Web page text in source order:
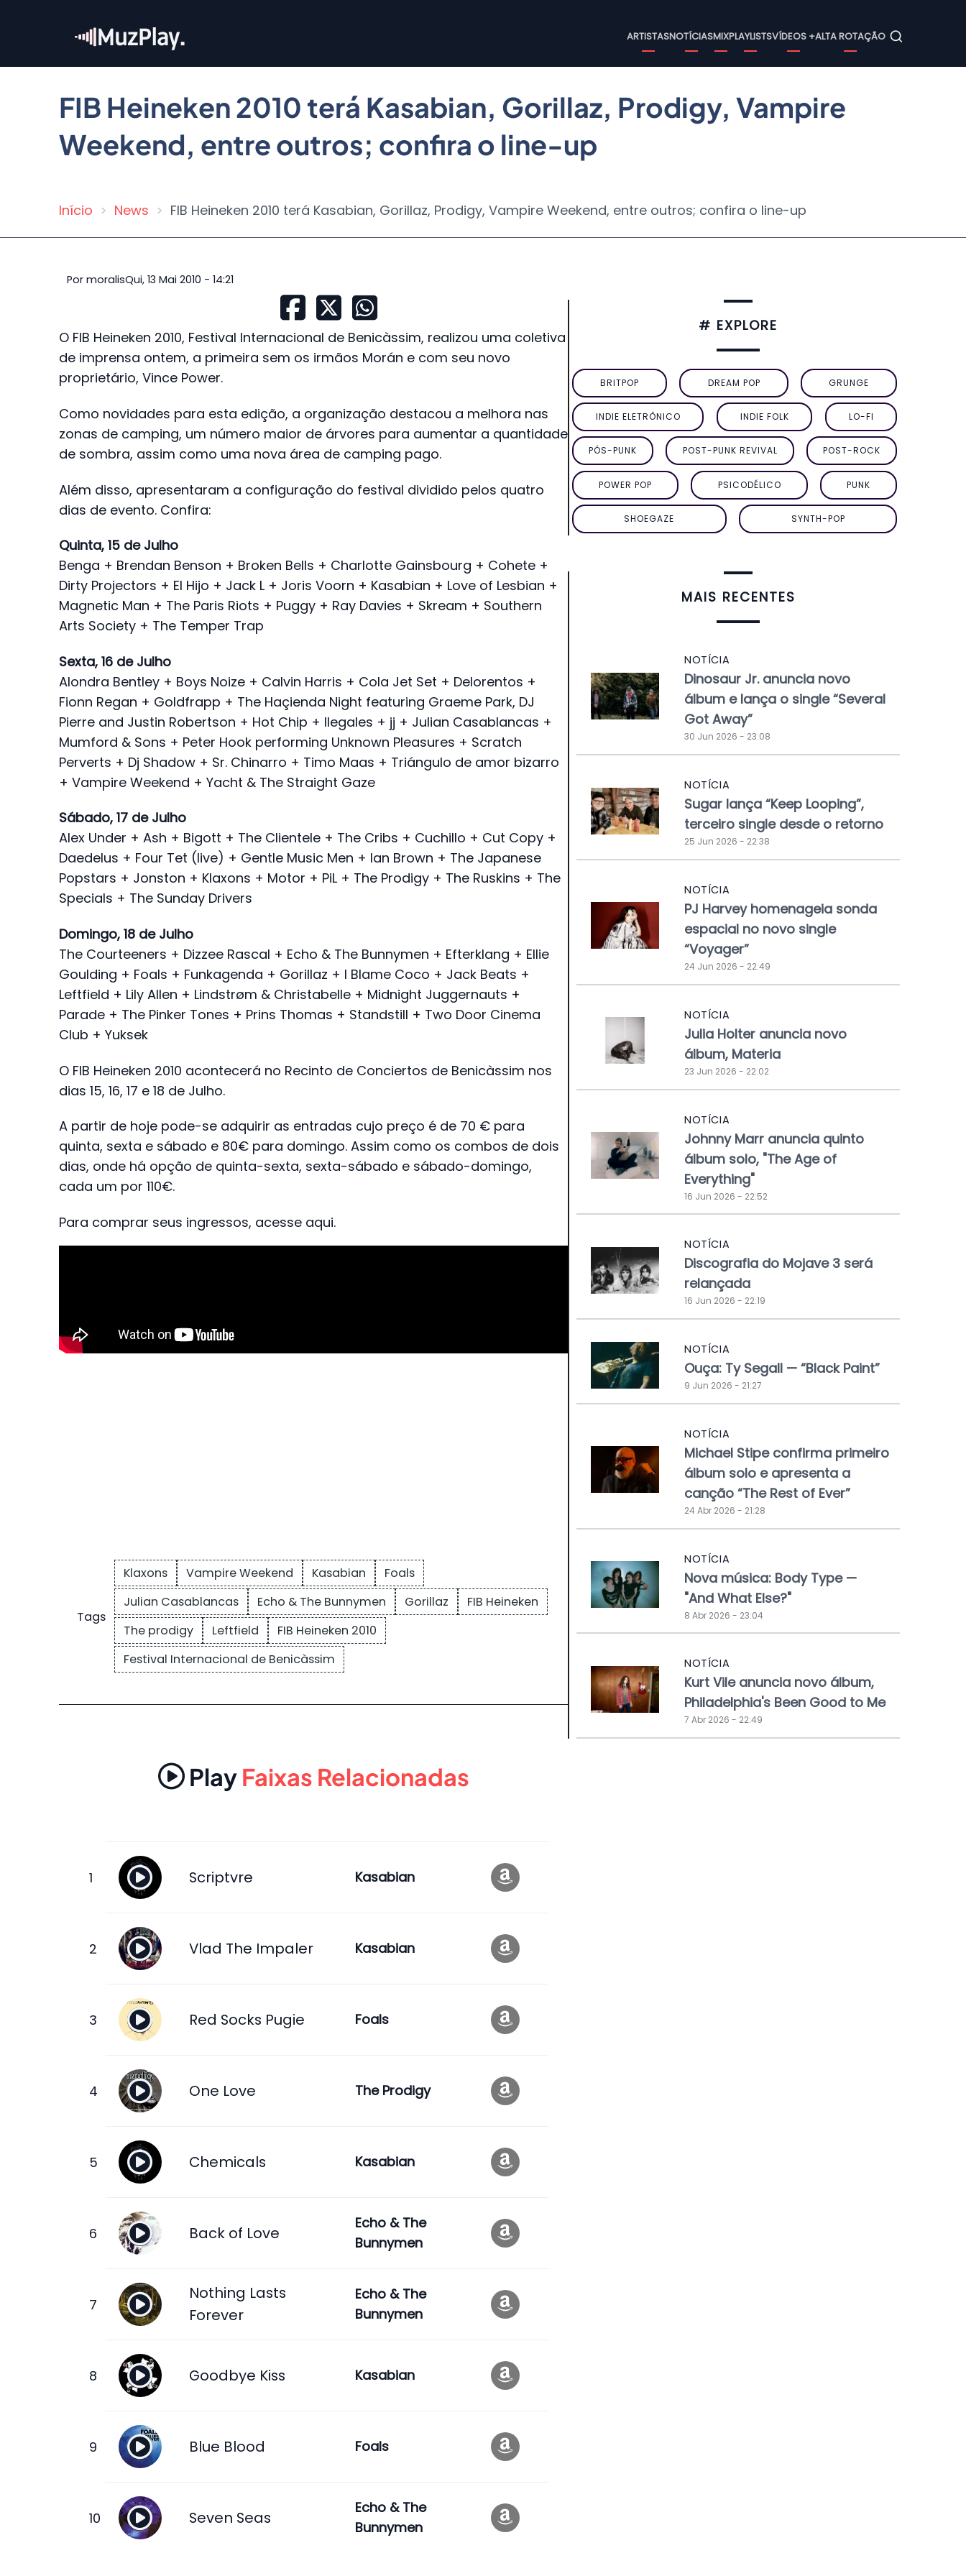
conteúdo
Main
navigation
ARTISTASNOTÍCIASMIXPLAYLISTSVÍDEOS +ALTA ROTAÇÃO
FIB Heineken 2010 terá Kasabian, Gorillaz, Prodigy, Vampire
Weekend, entre outros; confira o line-up
Trilha
navegação
Início News FIB Heineken 2010 terá Kasabian, Gorillaz, Prodigy, Vampire Weekend, entre outros; confira o line-up
Por moralisQui, 13 Mai 2010 - 14:21
O FIB Heineken 2010, Festival Internacional de Benicàssim, realizou uma coletiva
de imprensa ontem, a primeira sem os irmãos Morán e com seu novo
proprietário, Vince Power.
Como novidades para esta edição, a organização destacou a melhora nas
zonas de camping, um número maior de árvores para aumentar a quantidade
de sombra, assim como uma nova área de camping pago.
Além disso, apresentaram a configuração do festival dividido pelos quatro
dias de evento. Confira:
Quinta, 15 de Julho
Benga + Brendan Benson + Broken Bells + Charlotte Gainsbourg + Cohete +
Dirty Projectors + El Hijo + Jack L + Joris Voorn + Kasabian + Love of Lesbian +
Magnetic Man + The Paris Riots + Puggy + Ray Davies + Skream + Southern
Arts Society + The Temper Trap
Sexta, 16 de Julho
Alondra Bentley + Boys Noize + Calvin Harris + Cola Jet Set + Delorentos +
Fionn Regan + Goldfrapp + The Haçienda Night featuring Graeme Park, DJ
Pierre and Justin Robertson + Hot Chip + Ilegales + jj + Julian Casablancas +
Mumford & Sons + Peter Hook performing Unknown Pleasures + Scratch
Perverts + Dj Shadow + Sr. Chinarro + Timo Maas + Triángulo de amor bizarro
+ Vampire Weekend + Yacht & The Straight Gaze
Sábado, 17 de Julho
Alex Under + Ash + Bigott + The Clientele + The Cribs + Cuchillo + Cut Copy +
Daedelus + Four Tet (live) + Gentle Music Men + Ian Brown + The Japanese
Popstars + Jonston + Klaxons + Motor + PiL + The Prodigy + The Ruskins + The
Specials + The Sunday Drivers
Domingo, 18 de Julho
The Courteeners + Dizzee Rascal + Echo & The Bunnymen + Efterklang + Ellie
Goulding + Foals + Funkagenda + Gorillaz + I Blame Coco + Jack Beats +
Leftfield + Lily Allen + Lindstrøm & Christabelle + Midnight Juggernauts +
Parade + The Pinker Tones + Prins Thomas + Standstill + Two Door Cinema
Club + Yuksek
O FIB Heineken 2010 acontecerá no Recinto de Conciertos de Benicàssim nos
dias 15, 16, 17 e 18 de Julho.
A partir de hoje pode-se adquirir as entradas cujo preço é de 70 € para
quinta, sexta e sábado e 80€ para domingo. Assim como os combos de dois
dias, onde há opção de quinta-sexta, sexta-sábado e sábado-domingo,
cada um por 110€.
Para comprar seus ingressos, acesse aqui.
Tags
Klaxons Vampire Weekend Kasabian
Foals
Julian Casablancas
Echo & The Bunnymen Gorillaz
FIB Heineken
The prodigy
Leftfield
FIB Heineken 2010
Festival Internacional de Benicàssim
PlayFaixas Relacionadas
Scriptvre Kasabian
Vlad The Impaler Kasabian
Red Socks Pugie Foals
One Love The Prodigy
Chemicals Kasabian
Back of Love
Echo & The
Bunnymen
Nothing Lasts
Forever
Echo & The
Bunnymen
Goodbye Kiss Kasabian
Blue Blood Foals
Seven Seas
Echo & The
Bunnymen
# EXPLORE
BRITPOP DREAM POP GRUNGE
INDIE ELETRÔNICO INDIE FOLK LO-FI
PÓS-PUNK POST-PUNK REVIVAL POST-ROCK
POWER POP PSICODÉLICO PUNK
SHOEGAZE SYNTH-POP
MAIS RECENTES
NOTÍCIA
Dinosaur Jr. anuncia novo
álbum e lança o single “Several
Got Away”
30 Jun 2026 - 23:08
NOTÍCIA
Sugar lança “Keep Looping”,
terceiro single desde o retorno
25 Jun 2026 - 22:38
NOTÍCIA
PJ Harvey homenageia sonda
espacial no novo single
“Voyager”
24 Jun 2026 - 22:49
NOTÍCIA
Julia Holter anuncia novo
álbum, Materia
23 Jun 2026 - 22:02
NOTÍCIA
Johnny Marr anuncia quinto
álbum solo, "The Age of
Everything"
16 Jun 2026 - 22:52
NOTÍCIA
Discografia do Mojave 3 será
relançada
16 Jun 2026 - 22:19
NOTÍCIA
Ouça: Ty Segall — “Black Paint”
9 Jun 2026 - 21:27
NOTÍCIA
Michael Stipe confirma primeiro
álbum solo e apresenta a
canção “The Rest of Ever”
24 Abr 2026 - 21:28
NOTÍCIA
Nova música: Body Type —
"And What Else?"
8 Abr 2026 - 23:04
NOTÍCIA
Kurt Vile anuncia novo álbum,
Philadelphia's Been Good to Me
7 Abr 2026 - 22:49